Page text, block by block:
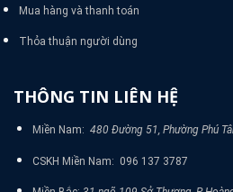
Mua hàng và thanh toán
Thỏa thuận người dùng
THÔNG TIN LIÊN HỆ
Miền Nam: 480 Đường 51, Phường Phú
CSKH Miền Nam: 096 137 3787